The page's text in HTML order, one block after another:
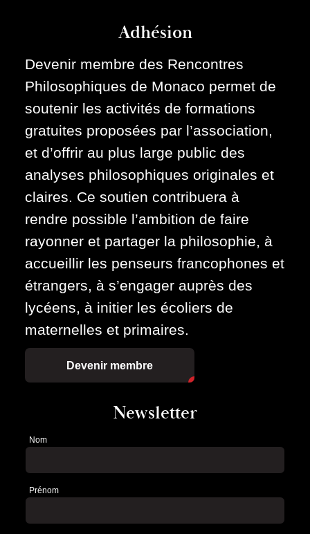
Adhésion
Devenir membre des Rencontres
Philosophiques de Monaco permet de
soutenir les activités de formations
gratuites proposées par l’association,
et d’offrir au plus large public des
analyses philosophiques originales et
claires. Ce soutien contribuera à
rendre possible l’ambition de faire
rayonner et partager la philosophie, à
accueillir les penseurs francophones et
étrangers, à s’engager auprès des
lycéens, à initier les écoliers de
maternelles et primaires.
Devenir membre
Newsletter
Newsletter
Nom
Prénom